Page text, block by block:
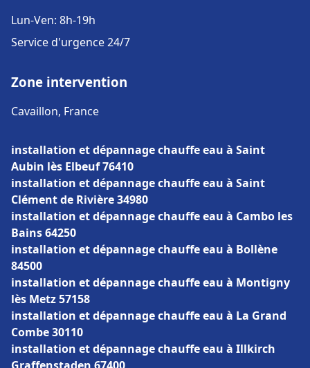
Lun-Ven: 8h-19h
Service d'urgence 24/7
Zone intervention
Cavaillon, France
installation et dépannage chauffe eau à Saint
Aubin lès Elbeuf 76410
installation et dépannage chauffe eau à Saint
Clément de Rivière 34980
installation et dépannage chauffe eau à Cambo les
Bains 64250
installation et dépannage chauffe eau à Bollène
84500
installation et dépannage chauffe eau à Montigny
lès Metz 57158
installation et dépannage chauffe eau à La Grand
Combe 30110
installation et dépannage chauffe eau à Illkirch